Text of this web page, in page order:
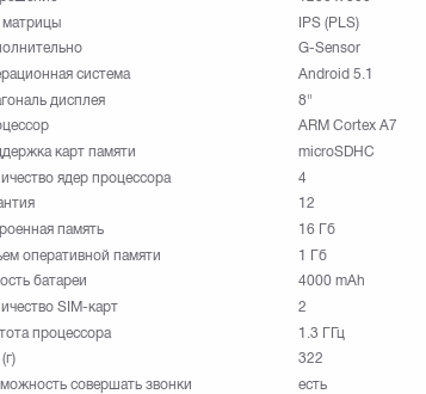
матрицы
IPS (PLS)
G-Sensor
система
Android 5.1
дисплея
8"
ARM Cortex A7
карт памяти
microSDHC
ядер процессора
4
12
память
16 Гб
оперативной памяти
1 Гб
батареи
4000 mAh
SIM-карт
2
процессора
1.3 ГГц
322
совершать звонки
есть